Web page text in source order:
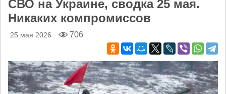
СВО на Украине, сводка 25 мая.
Никаких компромиссов
25 мая 2026 706